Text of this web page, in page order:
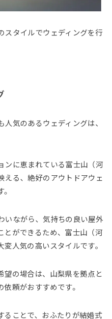
スタイルでウェディングを行
気のあるウェディングは、
ンに恵まれている富士山（河
える、絶好のアウトドアウェ
いながら、気持ちの良い屋外
とができるため、富士山（河
人気の高いスタイルです。
望の場合は、山梨県を拠点と
頼がおすすめです。
ることで、おふたりが結婚式